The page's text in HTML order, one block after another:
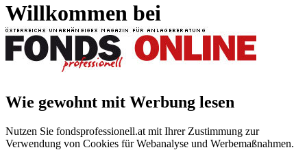
Willkommen bei
Wie gewohnt mit Werbung lesen
Nutzen Sie fondsprofessionell.at mit Ihrer Zustimmung zur
Verwendung von Cookies für Webanalyse und Werbemaßnahmen.